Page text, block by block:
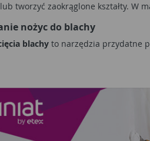
tworzyć zaokrąglone kształty. W
nożyc do blachy
blachy to narzędzia przydatne
i podczas
mebli, karniszy aluminiowych,
majsterkowicza. Będą
uniwersalnewyrzynarki ,
nożyce do blachy?